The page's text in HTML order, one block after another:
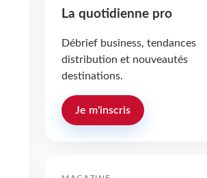
La quotidienne pro
Débrief business, tendances
distribution et nouveautés
destinations.
Je m'inscris